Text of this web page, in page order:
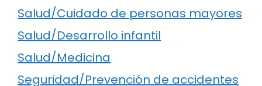
Salud/Cuidado de personas mayores
Salud/Desarrollo infantil
Salud/Medicina
Seguridad/Prevención de accidentes